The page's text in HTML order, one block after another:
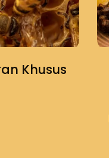
Khusus